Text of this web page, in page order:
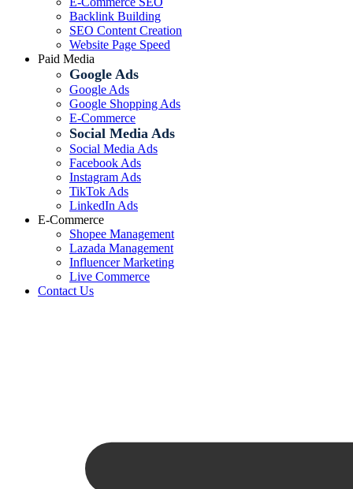
Backlink Building
SEO Content Creation
Website Page Speed
Paid Media
Google Ads
Google Ads
Google Shopping Ads
E-Commerce
Social Media Ads
Social Media Ads
Facebook Ads
Instagram Ads
TikTok Ads
LinkedIn Ads
E-Commerce
Shopee Management
Lazada Management
Influencer Marketing
Live Commerce
Contact Us